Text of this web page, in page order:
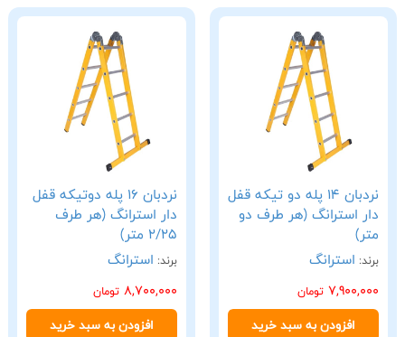
نردبان 14 پله دو تیکه قفل
دار استرانگ (هر طرف دو
متر)
برند: استرانگ
7,900,000 تومان
افزودن به سبد خرید
نردبان 16 پله دوتیکه قفل
دار استرانگ (هر طرف
2/25 متر)
برند: استرانگ
8,700,000 تومان
افزودن به سبد خرید